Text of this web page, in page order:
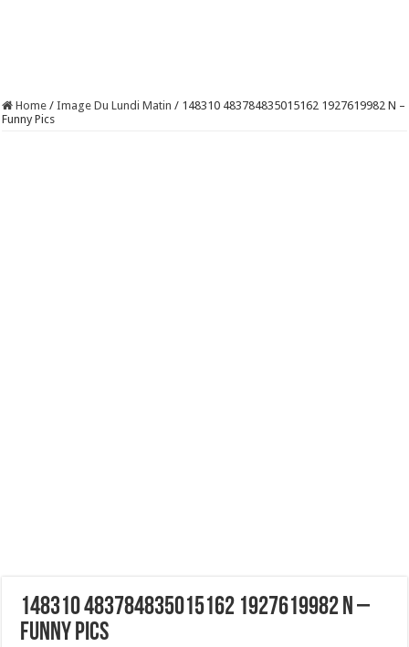
Home / Image Du Lundi Matin / 148310 483784835015162 1927619982 N –
Funny Pics
148310 483784835015162 1927619982 N –
Funny Pics